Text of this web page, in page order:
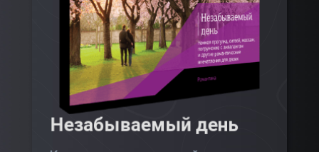
Незабываемый день